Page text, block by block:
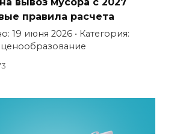
правила расчета
19 июня 2026 • Категория: